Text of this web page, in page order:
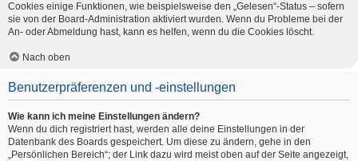
Cookies einige Funktionen, wie beispielsweise den „Gelesen“-Status – sofern
sie von der Board-Administration aktiviert wurden. Wenn du Probleme bei der
An- oder Abmeldung hast, kann es helfen, wenn du die Cookies löscht.
Nach oben
Benutzerpräferenzen und -einstellungen
Wie kann ich meine Einstellungen ändern?
Wenn du dich registriert hast, werden alle deine Einstellungen in der
Datenbank des Boards gespeichert. Um diese zu ändern, gehe in den
„Persönlichen Bereich“; der Link dazu wird meist oben auf der Seite angezeigt,